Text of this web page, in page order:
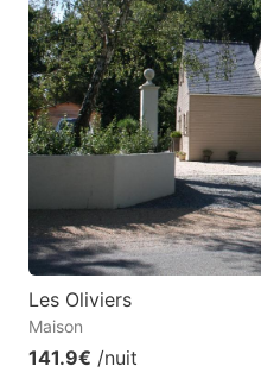
Les Oliviers
Maison
141.9€ /nuit